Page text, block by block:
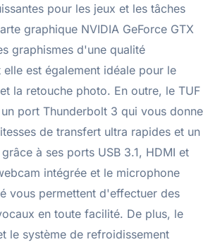
pour les jeux et les tâches
graphique NVIDIA GeForce GTX
graphismes d'une qualité
est également idéale pour le
la retouche photo. En outre, le TUF
port Thunderbolt 3 qui vous donne
de transfert ultra rapides et un
à ses ports USB 3.1, HDMI et
intégrée et le microphone
vous permettent d'effectuer des
en toute facilité. De plus, le
le système de refroidissement